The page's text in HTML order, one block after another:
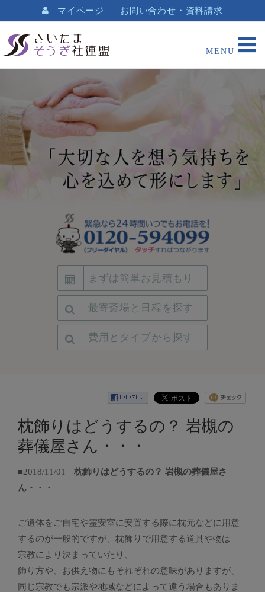
マイページ お問い合わせ・資料請求
まずは簡単お見積もり
最寄斎場と日程を探す
費用とタイプから探す
枕飾りはどうするの？ 岩槻の
葬儀屋さん・・・
■2018/11/01
枕飾りはどうするの？ 岩槻の葬儀屋さ
ん・・・
ご遺体をご自宅や霊安室に安置する際に枕元などに用意
するのが一般的ですが、枕飾りで用意する道具や物は
宗教により決まっていたり、
飾り方や、お供え物にもそれぞれの意味がありますが、
同じ宗教でも宗派や地域などによって違う場合もありま